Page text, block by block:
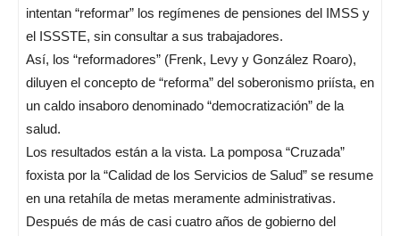
intentan “reformar” los regímenes de pensiones del IMSS y
el ISSSTE, sin consultar a sus trabajadores.
Así, los “reformadores” (Frenk, Levy y González Roaro),
diluyen el concepto de “reforma” del soberonismo priísta, en
un caldo insaboro denominado “democratización” de la
salud.
Los resultados están a la vista. La pomposa “Cruzada”
foxista por la “Calidad de los Servicios de Salud” se resume
en una retahíla de metas meramente administrativas.
Después de más de casi cuatro años de gobierno del